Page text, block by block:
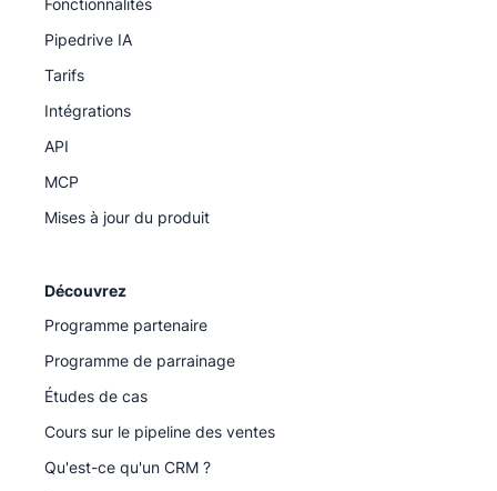
Pipedrive IA
Tarifs
Intégrations
API
MCP
Mises à jour du produit
Découvrez
Programme partenaire
Programme de parrainage
Études de cas
Cours sur le pipeline des ventes
Qu'est-ce qu'un CRM ?